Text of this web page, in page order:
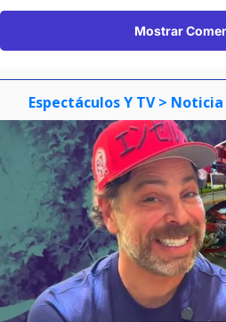
Mostrar
Espectáculos Y TV > Noticia